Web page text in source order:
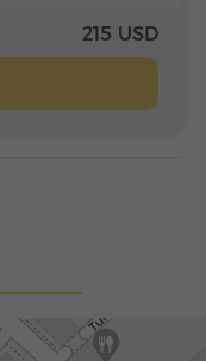
215 USD